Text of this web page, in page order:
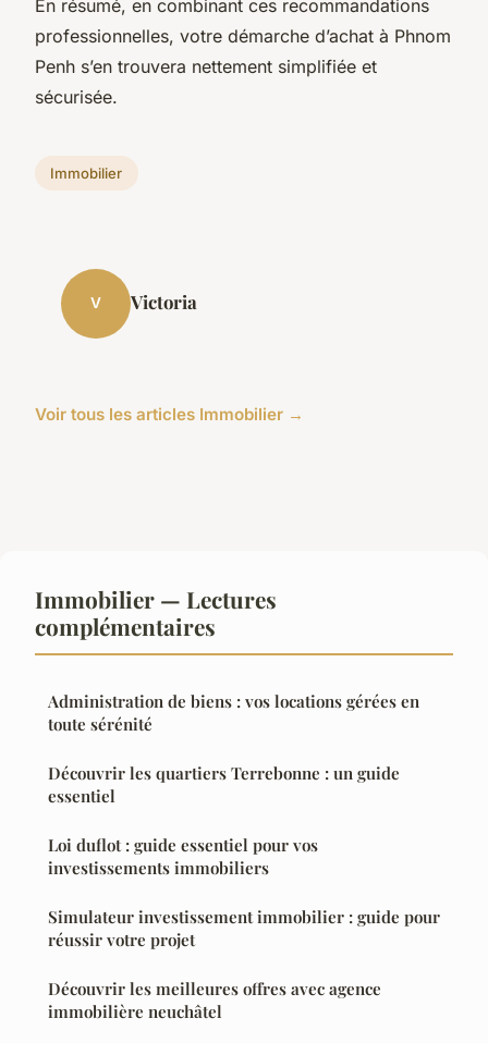
En résumé, en combinant ces recommandations
professionnelles, votre démarche d’achat à Phnom
Penh s’en trouvera nettement simplifiée et
sécurisée.
Immobilier
V Victoria
Voir tous les articles Immobilier →
Immobilier — Lectures
complémentaires
Administration de biens : vos locations gérées en
toute sérénité
Découvrir les quartiers Terrebonne : un guide
essentiel
Loi duflot : guide essentiel pour vos
investissements immobiliers
Simulateur investissement immobilier : guide pour
réussir votre projet
Découvrir les meilleures offres avec agence
immobilière neuchâtel